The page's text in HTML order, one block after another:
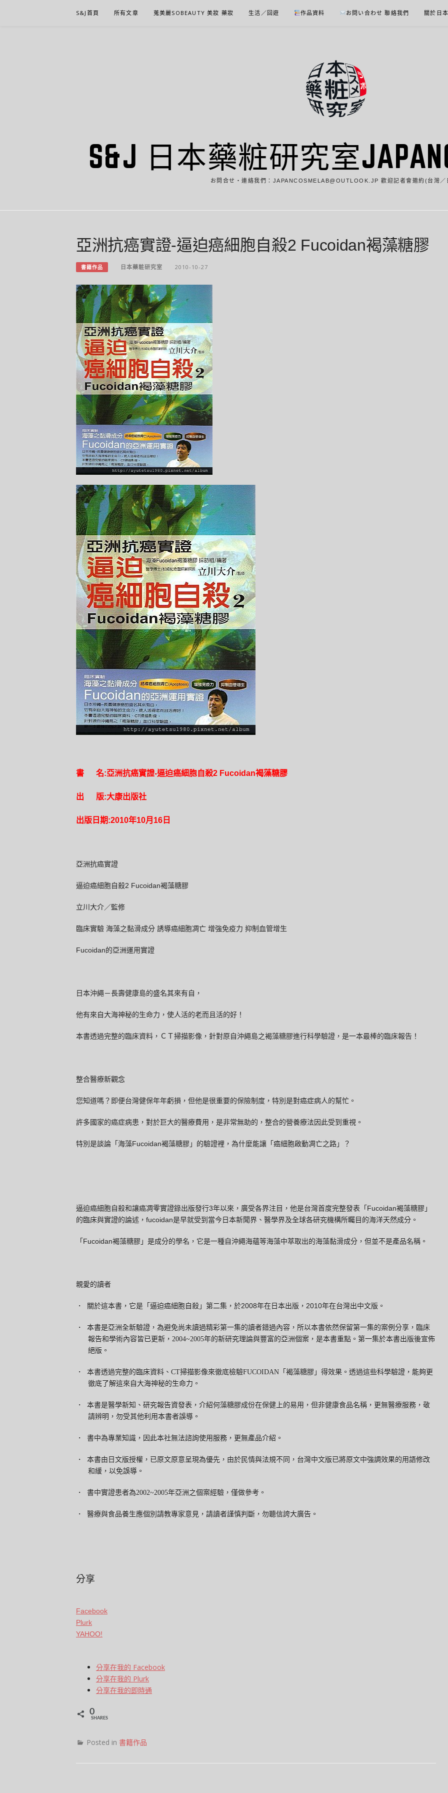
S&J首頁 所有文章 蒐美麗SOBEAUTY 美妝 藥妝 生活／回遊 作品資料 お問い合わせ 聯絡我們 關於日
S&J 日本藥粧研究室
お問合せ・連絡我們：JAPANCOSMELAB@OUTLOOK.JP 歡迎記者會邀約(台灣／
亞洲抗癌實證-逼迫癌細胞自殺2 Fucoidan褐藻糖膠
書籍作品 日本藥粧研究室 2010-10-27
書 名:亞洲抗癌實證-逼迫癌細胞自殺2 Fucoidan褐藻糖膠
出 版:大康出版社
出版日期:2010年10月16日
亞洲抗癌實證
逼迫癌細胞自殺2 Fucoidan褐藻糖膠
立川大介／監修
臨床實驗 海藻之黏滑成分 誘導癌細胞凋亡 增強免疫力 抑制血管增生
Fucoidan的亞洲運用實證
日本沖繩－長壽健康島的盛名其來有自，
他有來自大海神秘的生命力，使人活的老而且活的好！
本書透過完整的臨床資料，ＣＴ掃描影像，針對原自沖繩島之褐藻糖膠進行科學驗證，是一本最棒的臨床報告！
整合醫療新觀念
您知道嗎？即便台灣健保年年虧損，但他是很重要的保險制度，特別是對癌症病人的幫忙。
許多國家的癌症病患，對於巨大的醫療費用，是非常無助的，整合的營養療法因此受到重視。
特別是談論「海藻Fucoidan褐藻糖膠」的驗證裡，為什麼能讓「癌細胞啟動凋亡之路」？
逼迫癌細胞自殺和讓癌凋零實證錄出版發行3年以來，廣受各界注目，他是台灣首度完整發表「 Fucoidan褐藻糖膠」
的臨床與實證的論述， fucoidan是早就受到當今日本新聞界、醫學界及全球各研究機構所矚目的海洋天然成分。
「 Fucoidan褐藻糖膠」是成分的學名，它是一種自沖繩海蘊等海藻中萃取出的海藻黏滑成分，但並不是產品名稱。
親愛的讀者
・ 關於這本書，它是「逼迫癌細胞自殺」第二集，於2008年在日本出版， 2010年在台灣出中文版。
・
本書是亞洲全新驗證，為避免尚未讀過精彩第一集的讀者錯過內容，所以本書依然保留第一集的案例分享，臨床
報告和學術內容皆已更新，2004~2005年的新研究理論與豐富的亞洲個案，是本書重點。第一集於本書出版後宣佈
絕版。
・
本書透過完整的臨床資料、CT掃描影像來徹底檢驗FUCOIDAN「褐藻糖膠」得效果。透過這些科學驗證，能夠更
徹底了解這來自大海神秘的生命力。
・
本書是醫學新知、研究報告資發表，介紹何藻糖膠成份在保健上的易用，但非健康食品名稱，更無醫療服務，敬
請辨明，勿受其他利用本書者誤導。
・ 書中為專業知識，因此本社無法諮詢使用服務，更無產品介紹。
・
本書由日文版授權，已原文原意呈現為優先，由於民情與法規不同，台灣中文版已將原文中強調效果的用語修改
和緩，以免誤導。
・ 書中實證患者為2002~2005年亞洲之個案經驗，僅做參考。
・ 醫療與食品養生應個別請教專家意見，請讀者謹慎判斷，勿聽信誇大廣告。
分享
Facebook
Plurk
YAHOO!
分享在我的 Facebook
分享在我的 Plurk
分享在我的即時通
0
SHARES
Posted in 書籍作品